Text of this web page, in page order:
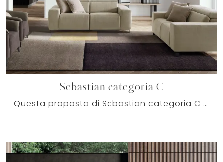
Sebastian categoria C
Questa proposta di Sebastian categoria C in tessuto è, tra uno dei diversi modelli di Salotti moderni di Le Comfort, esemplificativo di tutta la ...